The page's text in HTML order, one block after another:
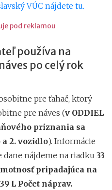
VÚC nájdete tu.
pod reklamou
používa na
po celý rok
pre ťahač, ktorý
pre náves (v ODDIEL
priznania sa
2. vozidlo). Informácie
nájdeme na riadku 33
pripadajúca na
L Počet náprav.